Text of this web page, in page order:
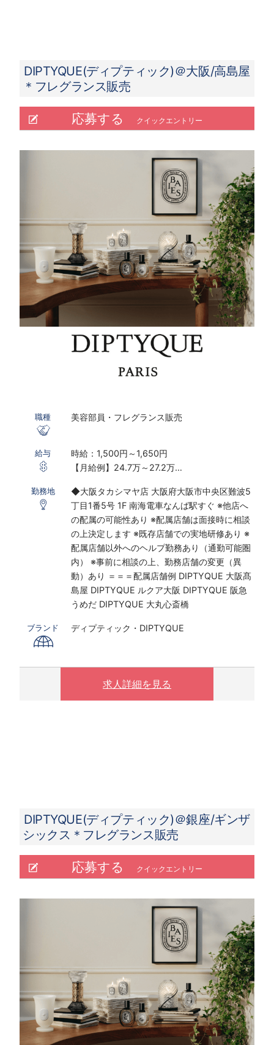
DIPTYQUE(ディプティック)＠大阪/高島屋
＊フレグランス販売
応募する クイックエントリー
職種 美容部員・フレグランス販売
給与
時給：1,500円～1,650円
【月給例】24.7万～27.2万
※研修期間あり
※時給は経験・スキルにより決定いたします
〇下記の場合は、割増した時給をお支払いしま
す。
※ 実働8時間以上は1.25倍
※ 夜10時以降は1.25倍
制服購入補助制度あり／毎月3500円支給
勤務地
◆大阪タカシマヤ店 大阪府大阪市中央区難波5
丁目1番5号 1F 南海電車なんば駅すぐ ※他店へ
の配属の可能性あり ※配属店舗は面接時に相談
の上決定します ※既存店舗での実地研修あり ※
配属店舗以外へのヘルプ勤務あり（通勤可能圏
内） ※事前に相談の上、勤務店舗の変更（異
動）あり ＝＝＝配属店舗例 DIPTYQUE 大阪髙
島屋 DIPTYQUE ルクア大阪 DIPTYQUE 阪急
うめだ DIPTYQUE 大丸心斎橋
ブランド ディプティック・DIPTYQUE
求人詳細を見る
DIPTYQUE(ディプティック)＠銀座/ギンザ
シックス＊フレグランス販売
応募する クイックエントリー